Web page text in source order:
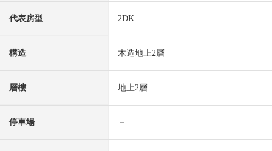
代表房型 2DK
構造 木造地上2層
層樓 地上2層
停車場 －